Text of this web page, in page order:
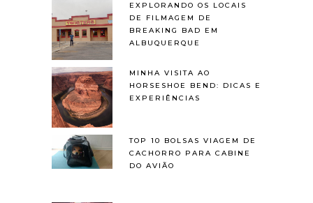
EXPLORANDO OS LOCAIS
DE FILMAGEM DE
BREAKING BAD EM
ALBUQUERQUE
MINHA VISITA AO
HORSESHOE BEND: DICAS E
EXPERIÊNCIAS
TOP 10 BOLSAS VIAGEM DE
CACHORRO PARA CABINE
DO AVIÃO